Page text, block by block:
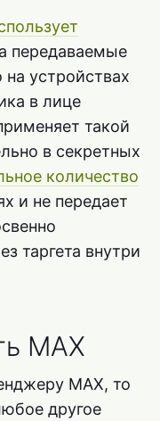
передаваемые
устройствах
в лице
такой
в секретных
количество
и не передает
таргета внутри
MAX
MAX, то
другое